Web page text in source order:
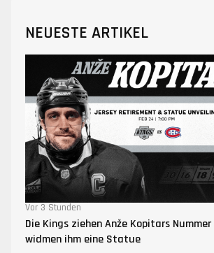
NEUESTE ARTIKEL
Vor 3 Stunden
Die Kings ziehen Anže Kopitars
widmen ihm eine Statue